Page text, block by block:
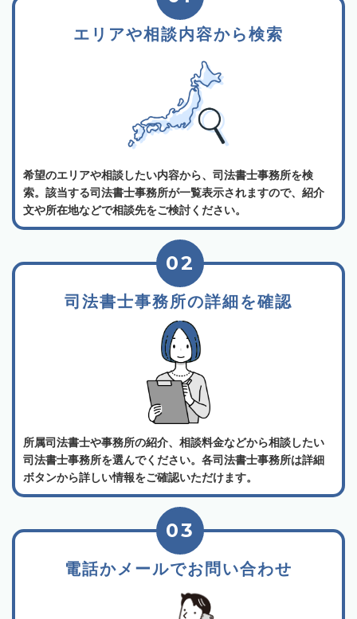
エリアや相談内容から検索
希望のエリアや相談したい内容から、司法書士事務所を検
索。該当する司法書士事務所が一覧表示されますので、紹介
文や所在地などで相談先をご検討ください。
司法書士事務所の詳細を確認
02
所属司法書士や事務所の紹介、相談料金などから相談したい
司法書士事務所を選んでください。各司法書士事務所は詳細
ボタンから詳しい情報をご確認いただけます。
電話かメールでお問い合わせ
03